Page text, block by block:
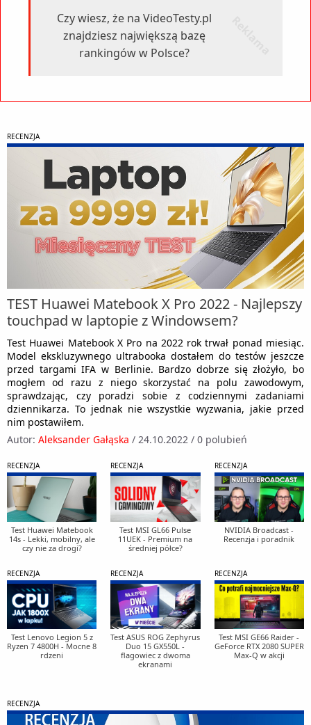
Czy wiesz, że na VideoTesty.pl
znajdziesz największą bazę
rankingów w Polsce?
RECENZJA
TEST Huawei Matebook X Pro 2022 - Najlepszy
touchpad w laptopie z Windowsem?
Test Huawei Matebook X Pro na 2022 rok trwał ponad miesiąc.
Model ekskluzywnego ultrabooka dostałem do testów jeszcze
przed targami IFA w Berlinie. Bardzo dobrze się złożyło, bo
mogłem od razu z niego skorzystać na polu zawodowym,
sprawdzając, czy poradzi sobie z codziennymi zadaniami
dziennikarza. To jednak nie wszystkie wyzwania, jakie przed
nim postawiłem.
Autor: Aleksander Gałąska / 24.10.2022 / 0 polubień
RECENZJA
Test Huawei Matebook
14s - Lekki, mobilny, ale
czy nie za drogi?
RECENZJA
Test MSI GL66 Pulse
11UEK - Premium na
średniej półce?
RECENZJA
NVIDIA Broadcast -
Recenzja i poradnik
RECENZJA
Test Lenovo Legion 5 z
Ryzen 7 4800H - Mocne 8
rdzeni
RECENZJA
Test ASUS ROG Zephyrus
Duo 15 GX550L -
flagowiec z dwoma
ekranami
RECENZJA
Test MSI GE66 Raider -
GeForce RTX 2080 SUPER
Max-Q w akcji
RECENZJA